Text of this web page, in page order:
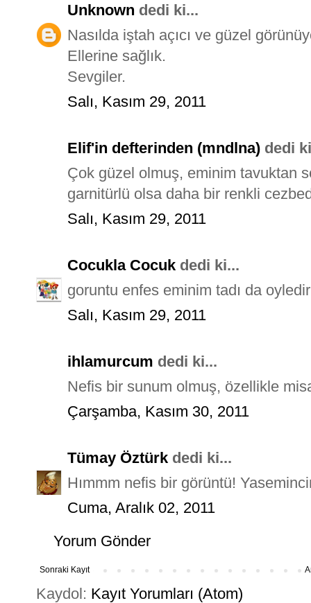
Unknown dedi ki...
Nasılda iştah açıcı ve güzel
Ellerine sağlık.
Sevgiler.
Salı, Kasım 29, 2011
Elif'in defterinden (mndlna) dedi
Çok güzel olmuş, eminim tavuktan
garnitürlü olsa daha bir renkli
Salı, Kasım 29, 2011
Cocukla Cocuk dedi ki...
goruntu enfes eminim tadı da
Salı, Kasım 29, 2011
ihlamurcum dedi ki...
Nefis bir sunum olmuş, özellikle
Çarşamba, Kasım 30, 2011
Tümay Öztürk dedi ki...
Hımmm nefis bir görüntü!
Cuma, Aralık 02, 2011
Yorum Gönder
Sonraki Kayıt
Kaydol: Kayıt Yorumları (Atom)